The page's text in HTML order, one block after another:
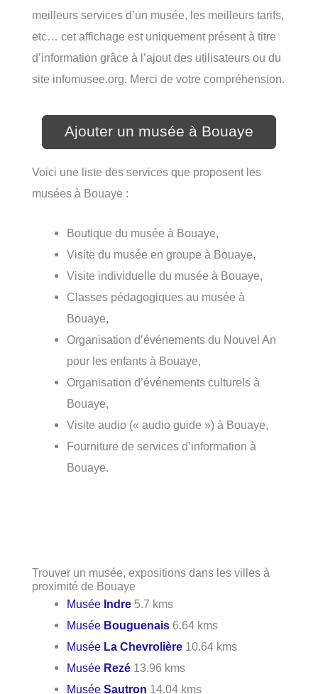
meilleurs services d’un musée, les meilleurs tarifs,
etc… cet affichage est uniquement présent à titre
d’information grâce à l’ajout des utilisateurs ou du
site infomusee.org. Merci de votre compréhension.
Ajouter un musée à Bouaye
Voici une liste des services que proposent les
musées à Bouaye :
Boutique du musée à Bouaye,
Visite du musée en groupe à Bouaye,
Visite individuelle du musée à Bouaye,
Classes pédagogiques au musée à
Bouaye,
Organisation d’événements du Nouvel An
pour les enfants à Bouaye,
Organisation d’événements culturels à
Bouaye,
Visite audio (« audio guide ») à Bouaye,
Fourniture de services d’information à
Bouaye.
Trouver un musée, expositions dans les villes à
proximité de Bouaye
Musée Indre 5.7 kms
Musée Bouguenais 6.64 kms
Musée La Chevrolière 10.64 kms
Musée Rezé 13.96 kms
MuséeSautron 14.04 kms